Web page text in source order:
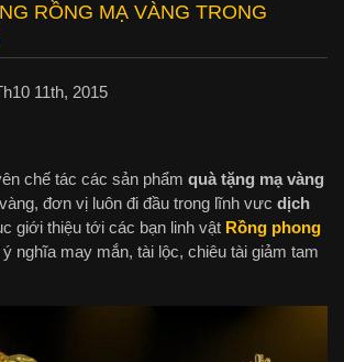
RỒNG MẠ VÀNG TRONG
11th, 2015
chế tác các sản phẩm quà tặng mạ vàng
đơn vị luôn đi đầu trong lĩnh vưc dịch
giới thiệu tới các bạn linh vật Rồng phong
nghĩa may mắn, tài lộc, chiêu tài giảm tam